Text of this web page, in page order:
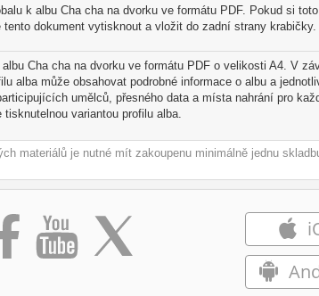
k albu Cha cha na dvorku ve formátu PDF. Pokud si
tento dokument vytisknout a vložit do zadní strany krabičky.
Cha cha na dvorku ve formátu PDF o velikosti A4. V
alba může obsahovat podrobné informace o albu a
umělců, přesného data a místa nahrání pro
variantou profilu alba.
materiálů je nutné mít zakoupenu minimálně jednu